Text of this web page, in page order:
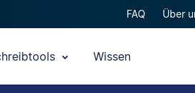
FAQ Über
Wissen